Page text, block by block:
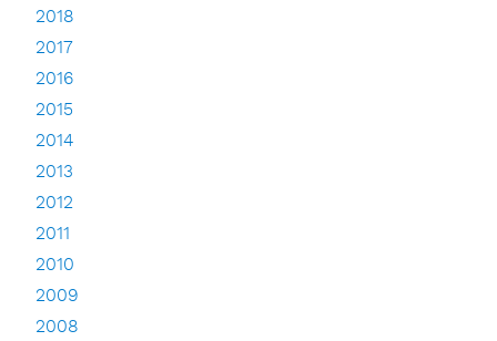
2018
2017
2016
2015
2014
2013
2012
2011
2010
2009
2008